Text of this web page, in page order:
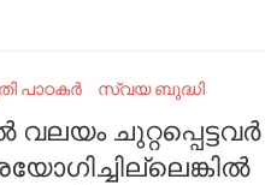
പാഠകർ സ്വയ ബുദ്ധി
ചുറ്റപ്പെട്ടവർ